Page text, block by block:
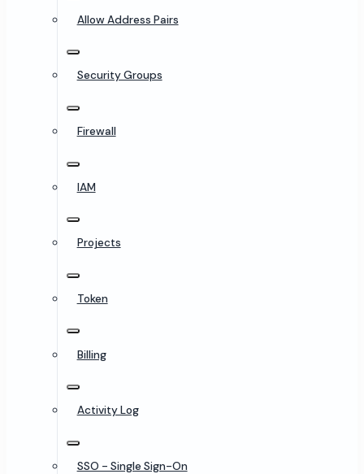
Allow Address Pairs
Security Groups
Firewall
IAM
Projects
Token
Billing
Activity Log
SSO - Single Sign-On